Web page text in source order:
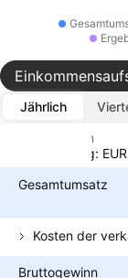
Jährlich
Metriken
Währung: EUR
Gesamtumsatz
Bruttogewinn